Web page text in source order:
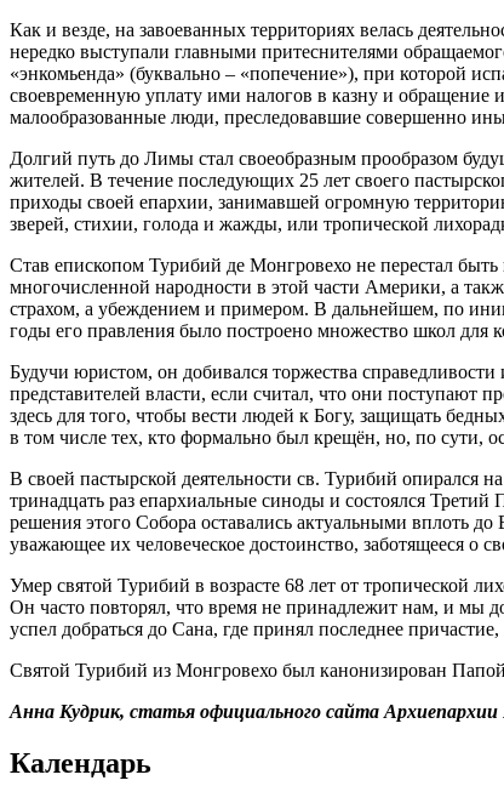
Как и везде, на завоеванных территориях велась
нередко выступали главными притеснителями
«энкомьенда» (буквально – «попечение»), при которой
своевременную уплату ими налогов в казну и обращение
малообразованные люди, преследовавшие совершенно
Долгий путь до Лимы стал своеобразным прообразом
жителей. В течение последующих 25 лет своего
приходы своей епархии, занимавшей огромную
зверей, стихии, голода и жажды, или тропической
Став епископом Турибий де Монгровехо не перестал
многочисленной народности в этой части Америки, а
страхом, а убеждением и примером. В дальнейшем, по
годы его правления было построено множество школ для
Будучи юристом, он добивался торжества
представителей власти, если считал, что они поступают
здесь для того, чтобы вести людей к Богу, защищать
в том числе тех, кто формально был крещён, но, по сути,
В своей пастырской деятельности св. Турибий опирался
тринадцать раз епархиальные синоды и состоялся
решения этого Собора оставались актуальными вплоть
уважающее их человеческое достоинство, заботящееся о
Умер святой Турибий в возрасте 68 лет от тропической
Он часто повторял, что время не принадлежит нам, и мы
успел добраться до Сана, где принял последнее
Святой Турибий из Монгровехо был канонизирован
Анна Кудрик, статья официального сайта
Календарь